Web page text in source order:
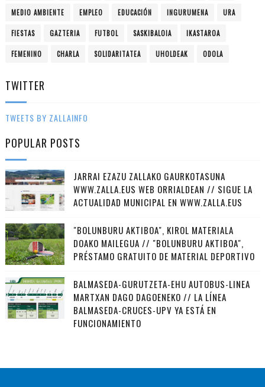
MEDIO AMBIENTE EMPLEO EDUCACIÓN INGURUMENA URA
FIESTAS GAZTERIA FUTBOL SASKIBALOIA IKASTAROA
FEMENINO CHARLA SOLIDARITATEA UHOLDEAK ODOLA
TWITTER
TWEETS BY ZALLAINFO
POPULAR POSTS
JARRAI EZAZU ZALLAKO GAURKOTASUNA
WWW.ZALLA.EUS WEB ORRIALDEAN // SIGUE LA
ACTUALIDAD MUNICIPAL EN WWW.ZALLA.EUS
"BOLUNBURU AKTIBOA", KIROL MATERIALA
DOAKO MAILEGUA // "BOLUNBURU AKTIBOA",
PRÉSTAMO GRATUITO DE MATERIAL DEPORTIVO
BALMASEDA-GURUTZETA-EHU AUTOBUS-LINEA
MARTXAN DAGO DAGOENEKO // LA LÍNEA
BALMASEDA-CRUCES-UPV YA ESTÁ EN
FUNCIONAMIENTO